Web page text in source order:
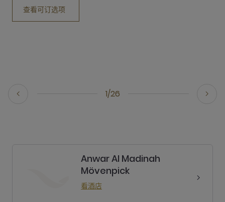
1/26
查看可订选项
Anwar Al Madinah
Mövenpick
看酒店